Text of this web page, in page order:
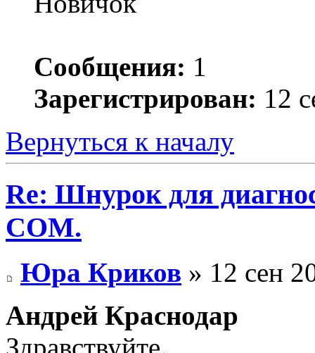
Сообщения: 1
Зарегистрирован: 12
Вернуться к началу
Re: Шнурок для
COM.
Юра Криков » 12 сен
Андрей Краснодар